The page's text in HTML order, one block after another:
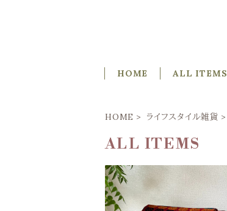
HOME ALL ITEMS
HOME ライフスタイル雑貨
ALL ITEMS